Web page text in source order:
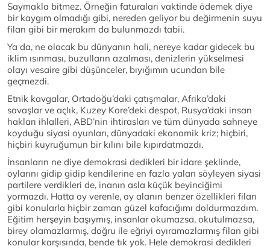
Saymakla bitmez. Örneğin faturaları vaktinde ödemek diye
bir kaygım olmadığı gibi, nereden geliyor bu değirmenin suyu
filan gibi bir merakım da bulunmazdı tabii.
Ya da, ne olacak bu dünyanın hali, nereye kadar gidecek bu
iklim ısınması, buzulların azalması, denizlerin yükselmesi
olayı vesaire gibi düşünceler, bıyığımın ucundan bile
geçmezdi.
Etnik kavgalar, Ortadoğu’daki çatışmalar, Afrika’daki
savaşlar ve açlık, Kuzey Kore’deki despot, Rusya’daki insan
hakları ihlalleri, ABD’nin ihtirasları ve tüm dünyada sahneye
koyduğu siyasi oyunları, dünyadaki ekonomik kriz; hiçbiri,
hiçbiri kuyruğumun bir kılını bile kıpırdatmazdı.
İnsanların ne diye demokrasi dedikleri bir idare şeklinde,
oylarını gidip gidip kendilerine en fazla yalan söyleyen siyasi
partilere verdikleri de, inanın asla küçük beyinciğimi
yormazdı. Hatta oy verenle, oy alanın benzer özellikleri filan
gibi konularla hiçbir zaman güzel kafacığımı doldurmazdım.
Eğitim herşeyin başıymış, insanlar okumazsa, okutulmazsa,
birey olamazlarmış, doğru ile eğriyi ayıramazlarmış filan gibi
konular karşısında, bende tık yok. Hele demokrasi dedikleri